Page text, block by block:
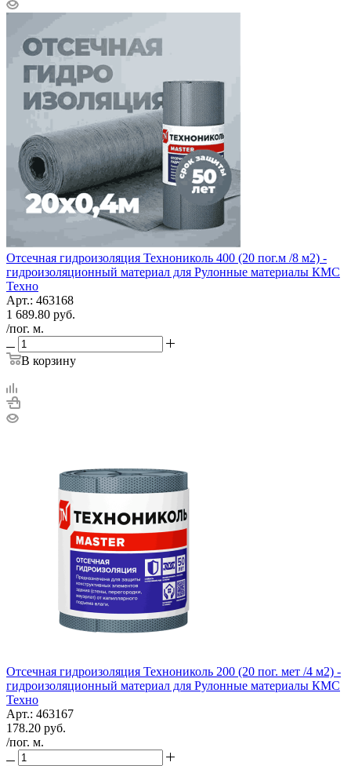
Отсечная гидроизоляция Технониколь 400 (20 пог.м /8 м2) -
гидроизоляционный материал для Рулонные материалы КМС
Техно
Арт.: 463168
1 689.80 руб.
/пог. м.
В корзину
Отсечная гидроизоляция Технониколь 200 (20 пог. мет /4 м2) -
гидроизоляционный материал для Рулонные материалы КМС
Техно
Арт.: 463167
178.20 руб.
/пог. м.